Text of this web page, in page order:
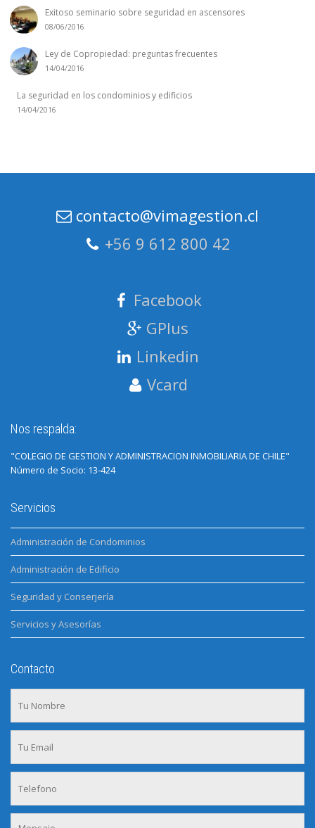
Exitoso seminario sobre seguridad en ascensores
08/06/2016
Ley de Copropiedad: preguntas frecuentes
14/04/2016
La seguridad en los condominios y edificios
14/04/2016
contacto@vimagestion.cl
+56 9 612 800 42
Facebook
GPlus
Linkedin
Vcard
Nos respalda:
"COLEGIO DE GESTION Y ADMINISTRACION INMOBILIARIA DE CHILE"
Número de Socio: 13-424
Servicios
Administración de Condominios
Administración de Edificio
Seguridad y Conserjería
Servicios y Asesorías
Contacto